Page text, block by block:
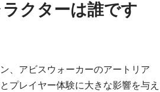
クターは誰です
、アビスウォーカーのアートリア
プレイヤー体験に大きな影響を与え